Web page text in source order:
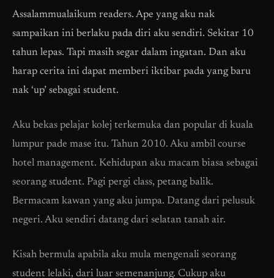
Assalammualaikum readers. Ape yang aku nak
sampaikan ini berlaku pada diri aku sendiri. Sekitar 10
tahun lepas. Tapi masih segar dalam ingatan. Dan aku
harap cerita ini dapat memberi iktibar pada yang baru
nak ‘up’ sebagai student.
Aku bekas pelajar kolej terkemuka dan popular di kuala
lumpur pade mase itu. Tahun 2010. Aku ambil course
hotel management. Kehidupan aku macam biasa sebagai
seorang student. Pagi pergi class, petang balik.
Bermacam kawan yang aku jumpa. Datang dari pelusuk
negeri. Aku sendiri datang dari selatan tanah air.
Kisah bermula apabila aku mula mengenali seorang
student lelaki, dari luar semenanjung. Cukup aku